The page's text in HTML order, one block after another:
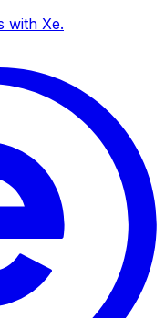
with Xe.